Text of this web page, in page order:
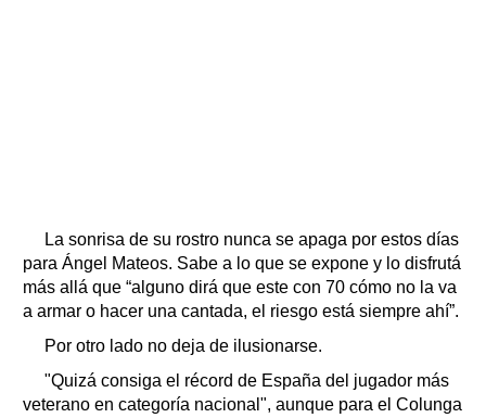
La sonrisa de su rostro nunca se apaga por estos días
para Ángel Mateos. Sabe a lo que se expone y lo disfrutá
más allá que “alguno dirá que este con 70 cómo no la va
a armar o hacer una cantada, el riesgo está siempre ahí”.
Por otro lado no deja de ilusionarse.
"Quizá consiga el récord de España del jugador más
veterano en categoría nacional", aunque para el Colunga